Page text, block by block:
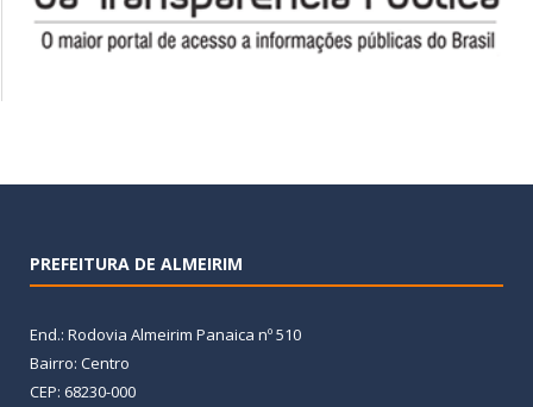
PREFEITURA DE ALMEIRIM
End.: Rodovia Almeirim Panaica nº 510
Bairro: Centro
CEP: 68230-000